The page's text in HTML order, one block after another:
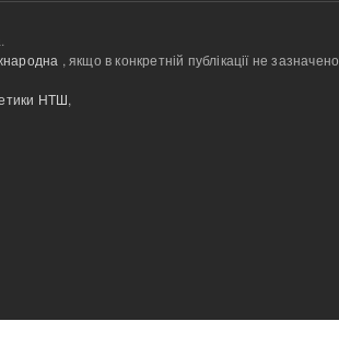
, якщо в конкретній публікації не зазначено
НТШ,